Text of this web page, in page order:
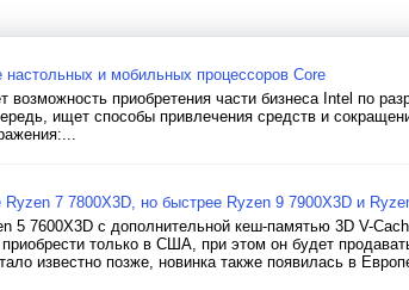
и мобильных процессоров Core
приобретения части бизнеса Intel по
ищет способы привлечения средств и
7 7800X3D, но быстрее Ryzen 9 7900X3D и
5 7600X3D с дополнительной кеш-памятью 3D V-
только в США, при этом он будет
известно позже, новинка также появилась в